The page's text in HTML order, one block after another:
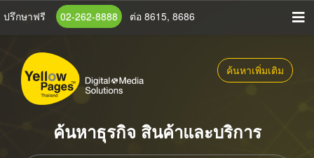
ข้าม
เนื้อหา
ปรึกษาฟรี 02-262-8888 ต่อ 8615, 8686
ค้นหาเพิ่มเติม
ค้นหาธุรกิจ สินค้าและบริการ